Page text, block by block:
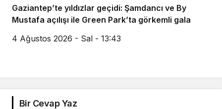
Gaziantep’te yıldızlar geçidi: Şamdancı ve By
Mustafa açılışı ile Green Park’ta görkemli gala
4 Ağustos 2026 - Sal - 13:43
Bir Cevap Yaz